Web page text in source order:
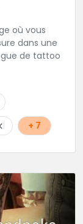
où vous
dans une
de tattoo
+ 7